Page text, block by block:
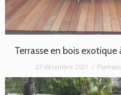
Terrasse en bois exotique
27 décembre 2021